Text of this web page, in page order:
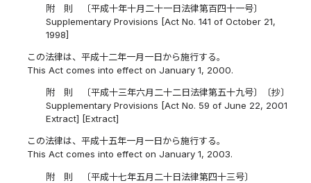
附 則 〔平成十年十月二十一日法律第百四十一号〕
Supplementary Provisions [Act No. 141 of October 21,
1998]
この法律は、平成十二年一月一日から施行する。
This Act comes into effect on January 1, 2000.
附 則 〔平成十三年六月二十二日法律第五十九号〕〔抄〕
Supplementary Provisions [Act No. 59 of June 22, 2001
Extract] [Extract]
この法律は、平成十五年一月一日から施行する。
This Act comes into effect on January 1, 2003.
附 則 〔平成十七年五月二十日法律第四十三号〕